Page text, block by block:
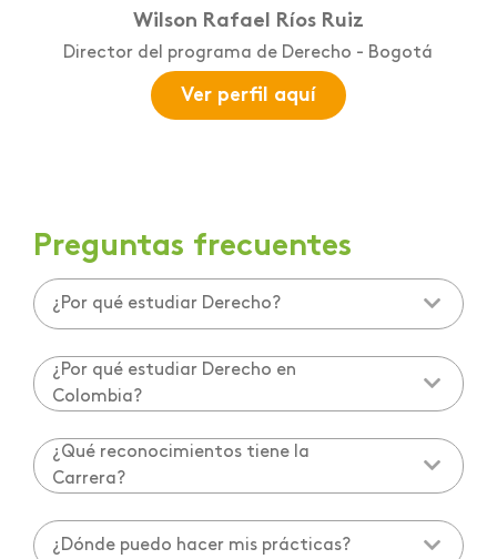
Wilson Rafael Ríos Ruiz
Director del programa de Derecho - Bogotá
Ver perfil aquí
Preguntas frecuentes
¿Por qué estudiar Derecho?
¿Por qué estudiar Derecho en
Colombia?
¿Qué reconocimientos tiene la
Carrera?
¿Dónde puedo hacer mis prácticas?